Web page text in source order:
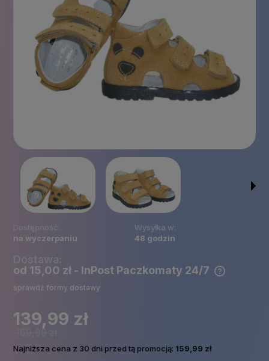
Dostępność:
na wyczerpaniu
Wysyłka w:
48 godzin
Dostawa:
od 15,00 zł - InPost Paczkomaty 24/7
sprawdź formy dostawy
139,99 zł
159,99 zł
Najniższa cena z 30 dni przed tą promocją: 159,99 zł